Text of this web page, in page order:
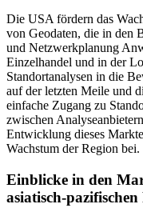
Die USA fördern das
von Geodaten, die in den
und Netzwerkplanung
Einzelhandel und in der
Standortanalysen in die
auf der letzten Meile und
einfache Zugang zu
zwischen
Entwicklung dieses
Wachstum der Region bei.
Einblicke in den
asiatisch-